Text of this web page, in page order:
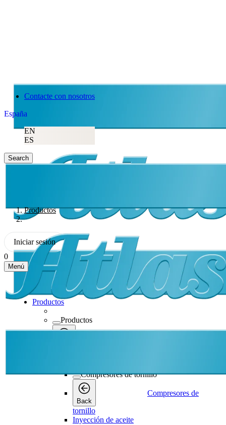
Contacte con nosotros
España
EN
ES
Search
Productos
Iniciar sesión
0
Menú
Productos
Productos
Compresores de tornillo
Back
Compresores de
tornillo
Inyección de aceite